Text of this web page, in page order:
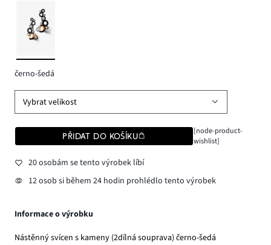
černo-šedá
Vybrat velikost
PŘIDAT DO KOŠÍKU
[node-product-
wishlist]
20 osobám se tento výrobek líbí
12 osob si během 24 hodin prohlédlo tento výrobek
Informace o výrobku
Nástěnný svícen s kameny (2dílná souprava) černo-šedá